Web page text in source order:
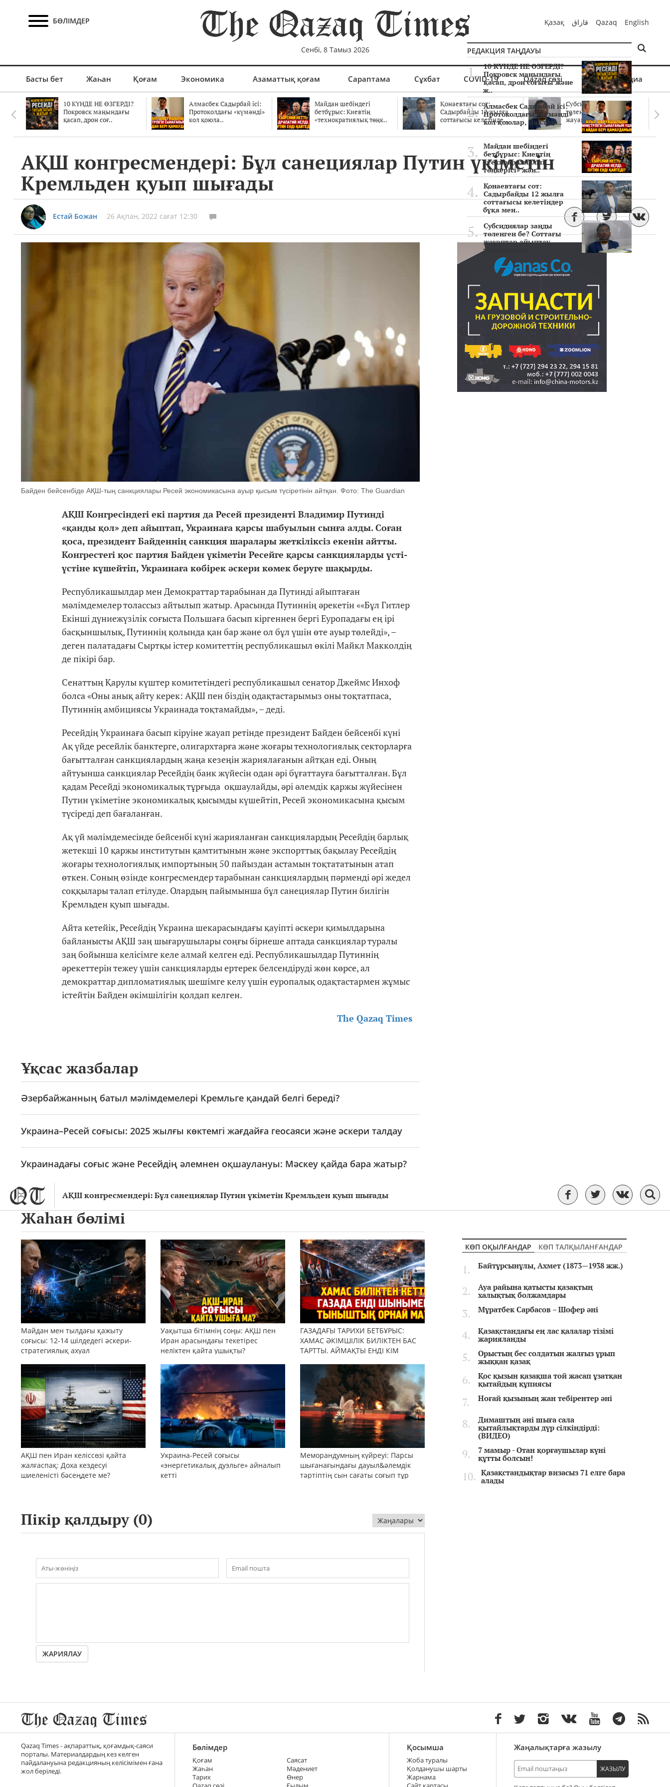
БӨЛІМДЕР
Сенбі, 8 Тамыз 2026
Қазақ قازاق Qazaq English
Басты бет Жаһан Қоғам Экономика Азаматтық қоғам Сараптама Сұхбат COVID-19 Qazaq сөзі Мультимедиа
10 КҮНДЕ НЕ ӨЗГЕРДІ?
Покровск маңындағы
қасап, дрон соғ..
Алмасбек Садырбай ісі:
Протоколдағы «күмәнді»
кол қоюла..
Майдан шебіндегі
бетбұрыс: Киевтің
«технократиялық төңк..
Қонаевтағы сот:
Садырбайды 12 жылға
соттағысы келетінде..
Субсидиялар заңды
төленген бе? Соттағы
жауаптар айыптау..
АҚШ конгресмендері: Бұл санециялар Путин үкіметін Кремльден қуып шығады
АҚШ конгресмендері: Бұл санециялар Путин үкіметін
Кремльден қуып шығады
Естай Божан 26 Ақпан, 2022 сағат 12:30
Байден бейсенбіде АҚШ-тың санкциялары Ресей экономикасына ауыр қысым түсіретінін айтқан. Фото: The Guardian
АҚШ Конгресіндегі екі партия да Ресей президенті Владимир Путинді
«қанды қол» деп айыптап, Украинаға қарсы шабуылын сынға алды. Соған
қоса, президент Байденнің санкция шаралары жеткіліксіз екенін айтты.
Конгрестегі қос партия Байден үкіметін Ресейге қарсы санкцияларды үсті-
үстіне күшейтіп, Украинаға көбірек әскери көмек беруге шақырды.
Республикашылдар мен Демократтар тарабынан да Путинді айыптаған
мәлімдемелер толассыз айтылып жатыр. Арасында Путиннің әрекетін ««Бұл Гитлер
Екінші дүниежүзілік соғыста Польшаға басып кіргеннен бергі Еуропадағы ең ірі
басқыншылық, Путиннің қолында қан бар және ол бұл үшін өте ауыр төлейді», –
деген палатадағы Сыртқы істер комитеттің республикашыл өкілі Майкл Макколдің
де пікірі бар.
Сенаттың Қарулы күштер комитетіндегі республикашыл сенатор Джеймс Инхоф
болса «Оны анық айту керек: АҚШ пен біздің одақтастарымыз оны тоқтатпаса,
Путиннің амбициясы Украинада тоқтамайды», – деді.
Ресейдің Украинаға басып кіруіне жауап ретінде президент Байден бейсенбі күні
Ақ үйде ресейлік банктерге, олигархтарға және жоғары технологиялық секторларға
бағытталған санкциялардың жаңа кезеңін жариялағанын айтқан еді. Оның
айтуынша санкциялар Ресейдің банк жүйесін одан әрі бұғаттауға бағытталған. Бұл
қадам Ресейді экономикалық тұрғыда оқшаулайды, әрі әлемдік қаржы жүйесінен
Путин үкіметіне экономикалық қысымды күшейтіп, Ресей экономикасына қысым
түсіреді деп бағаланған.
Ақ үй мәлімдемесінде бейсенбі күні жарияланған санкциялардың Ресейдің барлық
жетекші 10 қаржы институтын қамтитынын және экспорттық бақылау Ресейдің
жоғары технологиялық импортының 50 пайыздан астамын тоқтататынын атап
өткен. Соның өзінде конгресмендер тарабынан санкциялардың пәрменді әрі жедел
соққылары талап етілуде. Олардың пайымынша бұл санециялар Путин билігін
Кремльден қуып шығады.
Айта кетейік, Ресейдің Украина шекарасындағы қауіпті әскери қимылдарына
байланысты АҚШ заң шығарушылары соңғы бірнеше аптада санкциялар туралы
заң бойынша келісімге келе алмай келген еді. Республикашылдар Путиннің
әрекеттерін тежеу ​​үшін санкцияларды ертерек белсендіруді жөн көрсе, ал
демократтар дипломатиялық шешімге келу үшін еуропалық одақтастармен жұмыс
істейтін Байден әкімшілігін қолдап келген.
The Qazaq Times
Ұқсас жазбалар
Әзербайжанның батыл мәлімдемелері Кремльге қандай белгі береді?
Украина–Ресей соғысы: 2025 жылғы көктемгі жағдайға геосаяси және әскери талдау
Украинадағы соғыс және Ресейдің әлемнен оқшаулануы: Мәскеу қайда бара жатыр?
РЕДАКЦИЯ ТАҢДАУЫ
10 КҮНДЕ НЕ ӨЗГЕРДІ?
Покровск маңындағы
қасап, дрон соғысы және
ж..
Алмасбек Садырбай ісі:
Протоколдағы «күмәнді»
кол қоюлар, Павлода..
Майдан шебіндегі
бетбұрыс: Киевтің
«технократиялық
төңкерісі» жән..
Қонаевтағы сот:
Садырбайды 12 жылға
соттағысы келетіндер
бұқа мен..
Субсидиялар заңды
төленген бе? Соттағы
жауаптар айыптау
тұжырымда..
Жаһан бөлімі
Майдан мен тылдағы қажыту
соғысы: 12-14 шілдедегі әскери-
стратегиялық ахуал
Уақытша бітімнің соңы: АҚШ пен
Иран арасындағы текетірес
неліктен қайта ушықты?
ГАЗАДАҒЫ ТАРИХИ БЕТБҰРЫС:
ХАМАС ӘКІМШІЛІК БИЛІКТЕН БАС
ТАРТТЫ. АЙМАҚТЫ ЕНДІ КІМ
АҚШ пен Иран келіссөзі қайта
жалғаспақ: Доха кездесуі
шиеленісті бәсеңдете ме?
Украина-Ресей соғысы
«энергетикалық дуэльге» айналып
кетті
Меморандумның күйреуі: Парсы
шығанағындағы дауыл&әлемдік
тәртіптің сын сағаты соғып тұр
Пікір қалдыру (0)
ЖАРИЯЛАУ
КӨП ОҚЫЛҒАНДАР
КӨП ТАЛҚЫЛАНҒАНДАР
Байтұрсынұлы, Ахмет (1873—1938 жж.)
Ауа райына қатысты қазақтың
халықтық болжамдары
Мұратбек Сарбасов – Шофер әні
Қазақстандағы ең лас қалалар тізімі
жарияланды
Орыстың бес солдатын жалғыз ұрып
жыққан қазақ
Қос қызын қазақша той жасап ұзатқан
қытайдың құпиясы
Ноғай қызының жан тебірентер әні
Димаштың әні шыға сала
қытайлықтарды дүр сілкіндірді:
(ВИДЕО)
7 мамыр - Отан қорғаушылар күні
құтты болсын!
Қазақстандықтар визасыз 71 елге бара
алады
Qazaq Times - ақпараттық, қоғамдық-саяси
порталы. Материалдардың кез келген
пайдалануына редакцияның келісімімен ғана
жол беріледі.
Бөлімдер
Қоғам
Жаһан
Тарих
Саясат
Мәдениет
Өнер
Қосымша
Жоба туралы
Қолданушы шарты
Жарнама
Жаңалықтарға жазылу
ЖАЗЫЛУ